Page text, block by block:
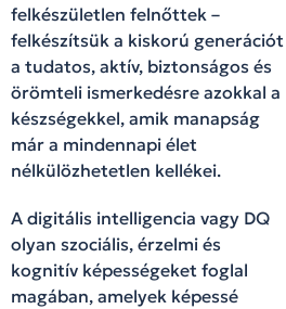
felkészületlen felnőttek –
felkészítsük a kiskorú generációt
a tudatos, aktív, biztonságos és
örömteli ismerkedésre azokkal a
készségekkel, amik manapság
már a mindennapi élet
nélkülözhetetlen kellékei.
A digitális intelligencia vagy DQ
olyan szociális, érzelmi és
kognitív képességeket foglal
magában, amelyek képessé